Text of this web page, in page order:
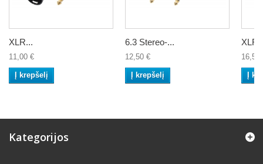
XLR...
11,00 €
Į krepšelį
6.3 Stereo-...
12,50 €
Į krepšelį
16,50
Į
Kategorijos